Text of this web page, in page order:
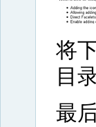
将
目
最